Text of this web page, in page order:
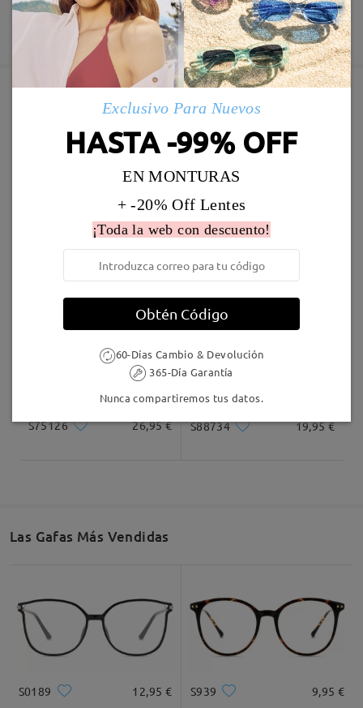
Fabricación
5-7 días laborales
60 días de garantía de devolución y cambio
Garantía de 365 días
Descubrir Más
19,95 € S23850
S75126 26,95 € S88734 19,95 €
Las Gafas Más Vendidas
S0189 12,95 € S939 9,95 €
Exclusivo Para Nuevos
HASTA -99% OFF
EN MONTURAS
+ -20% Off Lentes
¡Toda la web con descuento!
Obtén Código
60-Días Cambio & Devolución
365-Día Garantía
Nunca compartiremos tus datos.